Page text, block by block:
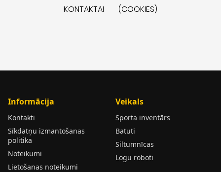
KONTAKTAI (COOKIES)
Informācija
Kontakti
Sīkdatņu izmantošanas
politika
Noteikumi
Lietošanas noteikumi
Veikals
Sporta inventārs
Batuti
Siltumnīcas
Logu roboti